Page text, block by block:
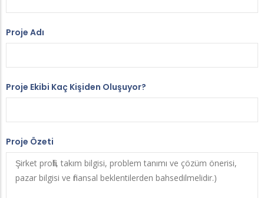
Proje Adı
Proje Ekibi Kaç Kişiden Oluşuyor?
Proje Özeti